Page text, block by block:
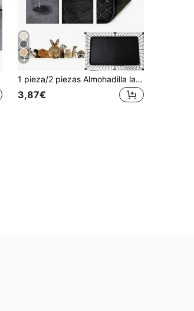
4
1 pieza/2 piezas Almohadilla lavable antideslizante y absorbente de secado rápido para orina de hámster/conejo, alfombrilla reutilizable para mascotas, adecuada para mascotas pequeñas en todas las estaciones
3,87€